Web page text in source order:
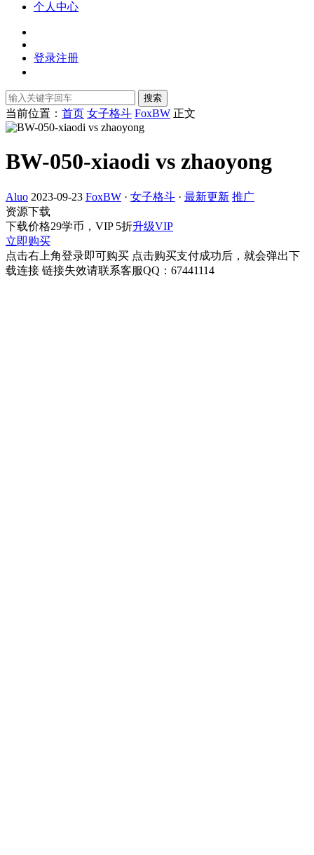
个人中心
登录注册
搜索
当前位置： 首页 女子格斗 FoxBW 正文
BW-050-xiaodi vs zhaoyong
Aluo 2023-09-23 FoxBW · 女子格斗 · 最新更新 推广
资源下载
下载价格29学币，VIP 5折升级VIP
立即购买
点击右上角登录即可购买 点击购买支付成功后，就会弹出下
载连接 链接失效请联系客服QQ：67441114